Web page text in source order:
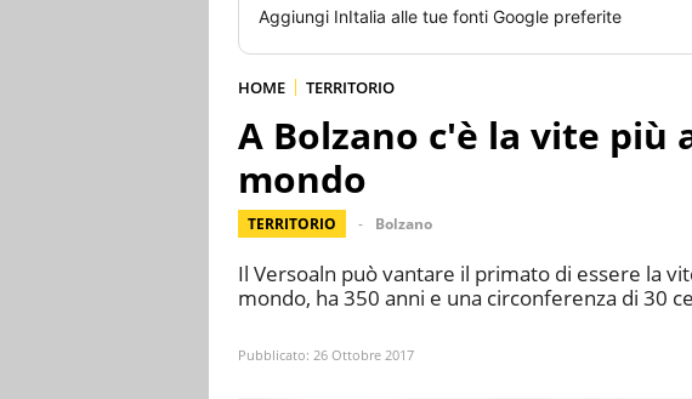
Aggiungi InItalia alle tue fonti Google preferite
HOME TERRITORIO
A Bolzano c'è la vite più
mondo
TERRITORIO Bolzano
Il Versoaln può vantare il primato di essere la
mondo, ha 350 anni e una circonferenza di 30
Pubblicato: 26 Ottobre 2017